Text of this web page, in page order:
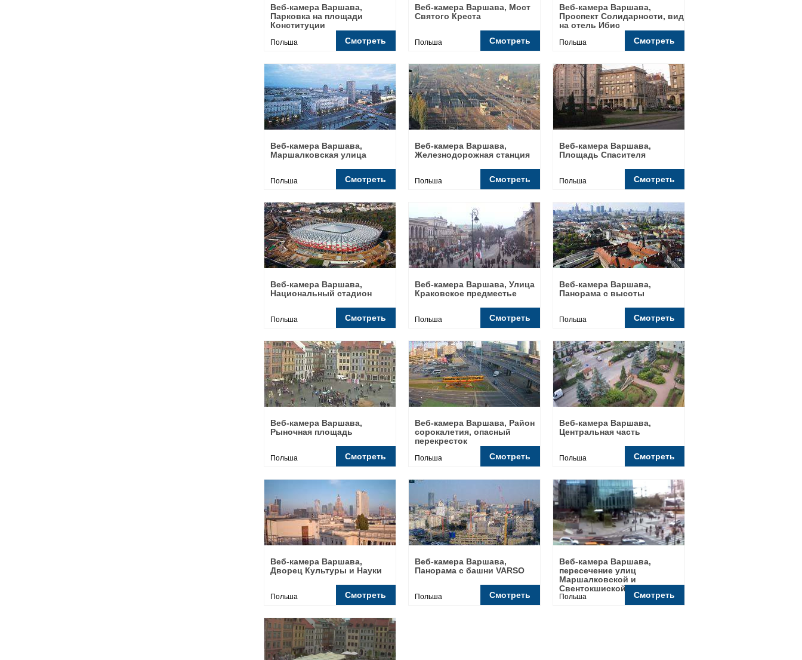
Веб-камера Варшава,
Парковка на площади
Конституции
Польша Смотреть
Веб-камера Варшава, Мост
Cвятого Креста
Польша Смотреть
Веб-камера Варшава,
Проспект Солидарности, вид
на отель Ибис
Польша Смотреть
Веб-камера Варшава,
Маршалковская улица
Польша Смотреть
Веб-камера Варшава,
Железнодорожная станция
Польша Смотреть
Веб-камера Варшава,
Площадь Спасителя
Польша Смотреть
Веб-камера Варшава,
Национальный стадион
Польша Смотреть
Веб-камера Варшава, Улица
Краковское предместье
Польша Смотреть
Веб-камера Варшава,
Панорама с высоты
Польша Смотреть
Веб-камера Варшава,
Рыночная площадь
Польша Смотреть
Веб-камера Варшава, Район
сорокалетия, опасный
перекресток
Польша Смотреть
Веб-камера Варшава,
Центральная часть
Польша Смотреть
Веб-камера Варшава,
Дворец Культуры и Науки
Польша Смотреть
Веб-камера Варшава,
Панорама с башни VARSO
Польша Смотреть
Веб-камера Варшава,
пересечение улиц
Маршалковской и
Свентокшиской
Польша Смотреть